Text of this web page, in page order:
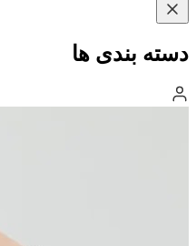
دسته بندی ها